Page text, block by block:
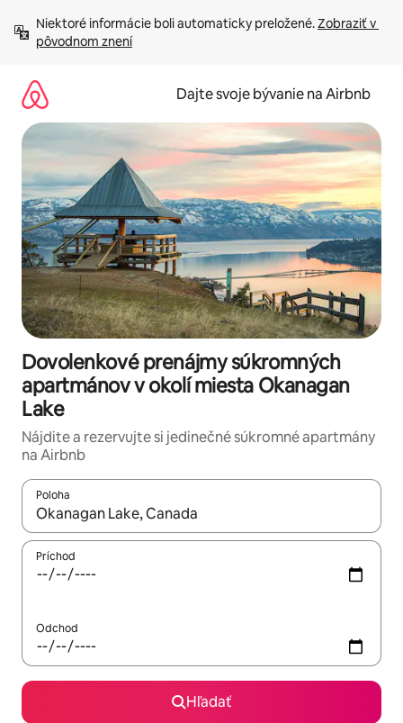
obsah.
Niektoré informácie boli automaticky preložené. Zobraziť v
pôvodnom znení
Dajte svoje bývanie na Airbnb
Dovolenkové prenájmy súkromných
apartmánov v okolí miesta Okanagan
Lake
Nájdite a rezervujte si jedinečné súkromné apartmány
na Airbnb
Poloha
Keď budú výsledky k dispozícii, môžete si ich prechádzať
Príchod
Odchod
Hľadať